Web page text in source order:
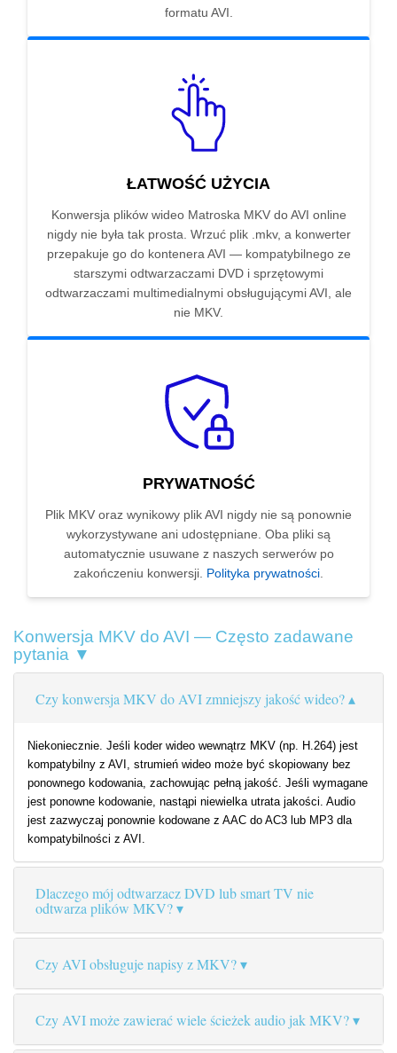
formatu AVI.
ŁATWOŚĆ UŻYCIA
Konwersja plików wideo Matroska MKV do AVI online
nigdy nie była tak prosta. Wrzuć plik .mkv, a konwerter
przepakuje go do kontenera AVI — kompatybilnego ze
starszymi odtwarzaczami DVD i sprzętowymi
odtwarzaczami multimedialnymi obsługującymi AVI, ale
nie MKV.
PRYWATNOŚĆ
Plik MKV oraz wynikowy plik AVI nigdy nie są ponownie
wykorzystywane ani udostępniane. Oba pliki są
automatycznie usuwane z naszych serwerów po
zakończeniu konwersji. Polityka prywatności.
Konwersja MKV do AVI — Często zadawane
pytania ▼
Czy konwersja MKV do AVI zmniejszy jakość wideo?
Niekoniecznie. Jeśli koder wideo wewnątrz MKV (np. H.264) jest
kompatybilny z AVI, strumień wideo może być skopiowany bez
ponownego kodowania, zachowując pełną jakość. Jeśli wymagane
jest ponowne kodowanie, nastąpi niewielka utrata jakości. Audio
jest zazwyczaj ponownie kodowane z AAC do AC3 lub MP3 dla
kompatybilności z AVI.
Dlaczego mój odtwarzacz DVD lub smart TV nie
odtwarza plików MKV?
Czy AVI obsługuje napisy z MKV?
Czy AVI może zawierać wiele ścieżek audio jak MKV?